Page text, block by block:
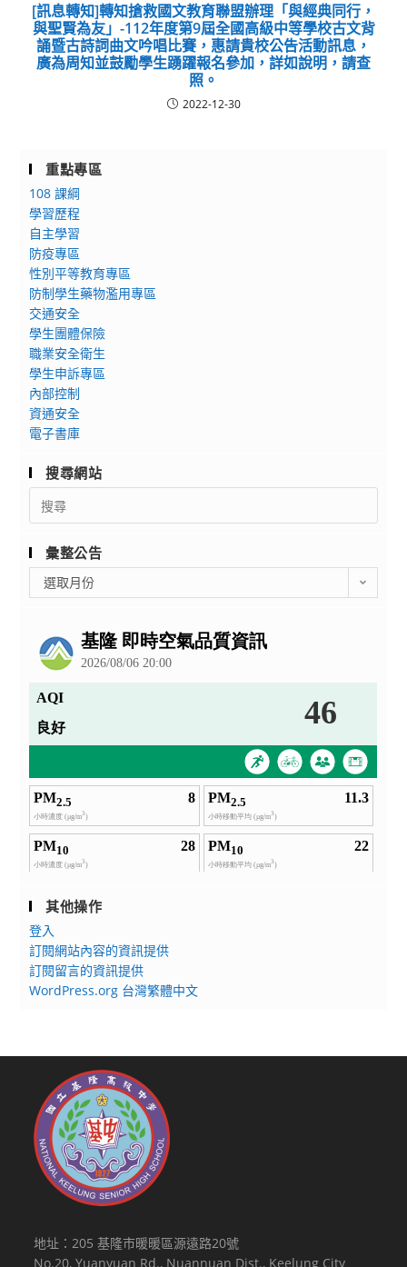
[訊息轉知]轉知搶救國文教育聯盟辦理「與經典同行，
與聖賢為友」-112年度第9屆全國高級中等學校古文背
誦暨古詩詞曲文吟唱比賽，惠請貴校公告活動訊息，
廣為周知並鼓勵學生踴躍報名參加，詳如說明，請查
照。
2022-12-30
重點專區
108 課綱
學習歷程
自主學習
防疫專區
性別平等教育專區
防制學生藥物濫用專區
交通安全
學生團體保險
職業安全衛生
學生申訴專區
內部控制
資通安全
電子書庫
搜尋網站
Search
for:
彙整公告
整
選取月份
其他操作
登入
訂閱網站內容的資訊提供
訂閱留言的資訊提供
WordPress.org 台灣繁體中文
地址：205 基隆市暖暖區源遠路20號
No.20, Yuanyuan Rd., Nuannuan Dist., Keelung City